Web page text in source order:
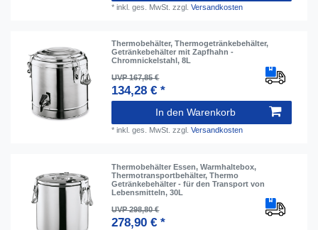
*inkl. ges. MwSt. zzgl.Versandkosten
Thermobehälter, Thermogetränkebehälter,
Getränkebehälter mit Zapfhahn -
Chromnickelstahl, 8L
UVP 167,85 €
134,28 € *
In den Warenkorb
*inkl. ges. MwSt. zzgl.Versandkosten
Thermobehälter Essen, Warmhaltebox,
Thermotransportbehälter, Thermo
Getränkebehälter - für den Transport von
Lebensmitteln, 30L
UVP 298,80 €
278,90 € *